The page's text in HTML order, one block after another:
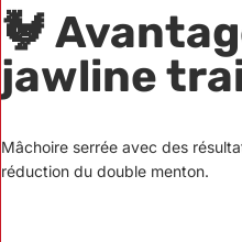
🐓
jawline
Mâchoire serrée avec des
réduction du double menton.